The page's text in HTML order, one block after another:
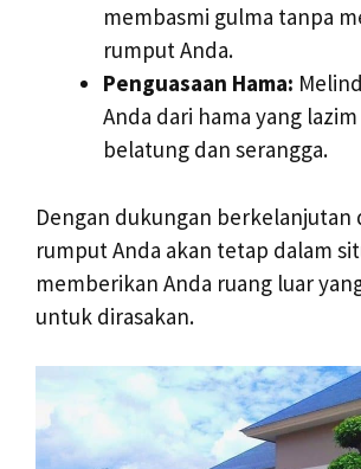
membasmi gulma tanpa
rumput Anda.
Penguasaan Hama:
Anda dari hama yang
belatung dan serangga.
Dengan dukungan berkelanjutan
rumput Anda akan tetap dalam
memberikan Anda ruang luar
untuk dirasakan.